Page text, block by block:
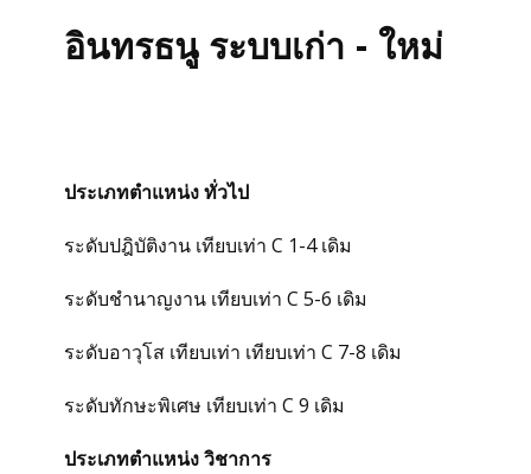
อินทรธนู ระบบเก่า - ใหม่
ประเภทตำแหน่ง ทั่วไป
ระดับปฎิบัติงาน เทียบเท่า C 1-4 เดิม
ระดับชำนาญงาน เทียบเท่า C 5-6 เดิม
ระดับอาวุโส เทียบเท่า เทียบเท่า C 7-8 เดิม
ระดับทักษะพิเศษ เทียบเท่า C 9 เดิม
ประเภทตำแหน่ง วิชาการ